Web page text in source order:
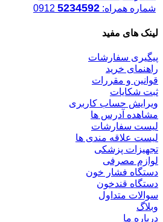
شماره همراه: 5234592
لینک های مفید
پیگیری سفارشات
راهنمای خرید
قوانین و مقررات
ثبت شکایات
ویرایش حساب کاربری
مشاهده آدرس ها
لیست سفارشات
لیست علاقه مندی ها
تجهیزات پزشکی
لوازم مصرفی
دستگاه فشار خون
دستگاه قندخون
سوالات متداول
وبلاگ
درباره ما